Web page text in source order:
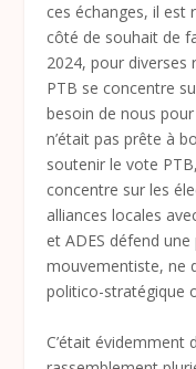
ces échanges, il est
côté de souhait de
2024, pour diverses
PTB se concentre
besoin de nous
n’était pas prête à
soutenir le vote
concentre sur les
alliances locales
et ADES défend
mouvementiste, ne
politico-stratégique
C’était évidemment